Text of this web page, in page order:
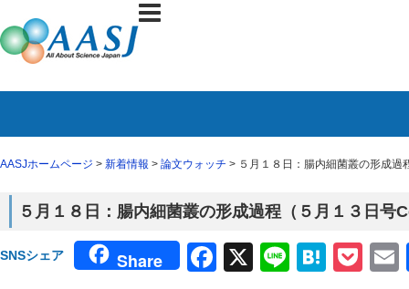
AASJホームページ > 新着情報 > 論文ウォッチ > ５月１８日：腸内細菌叢の形成
５月１８日：腸内細菌叢の形成過程（５月１３日
SNSシェア Share Facebook
X Line